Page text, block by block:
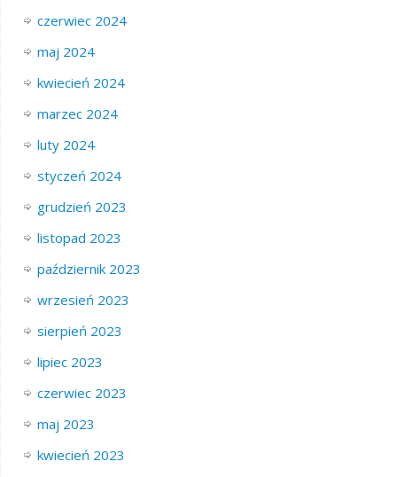
czerwiec 2024
maj 2024
kwiecień 2024
marzec 2024
luty 2024
styczeń 2024
grudzień 2023
listopad 2023
październik 2023
wrzesień 2023
sierpień 2023
lipiec 2023
czerwiec 2023
maj 2023
kwiecień 2023